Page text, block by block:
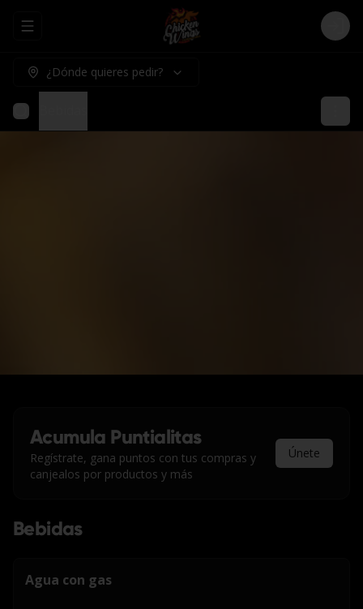
Abrir menu de navegación Login
¿Dónde quieres pedir?
Acumula Puntialitas
Regístrate, gana puntos con tus compras y
canjealos por productos y más
Únete
Bebidas
Agua con gas